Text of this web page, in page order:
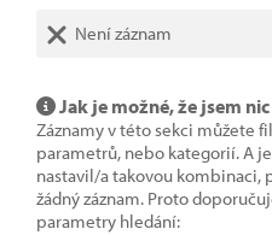
Není záznam
Jak je možné, že jsem
Záznamy v této sekci můžete
parametrů, nebo kategorií. A
nastavil/a takovou kombinaci,
žádný záznam. Proto
parametry hledání: